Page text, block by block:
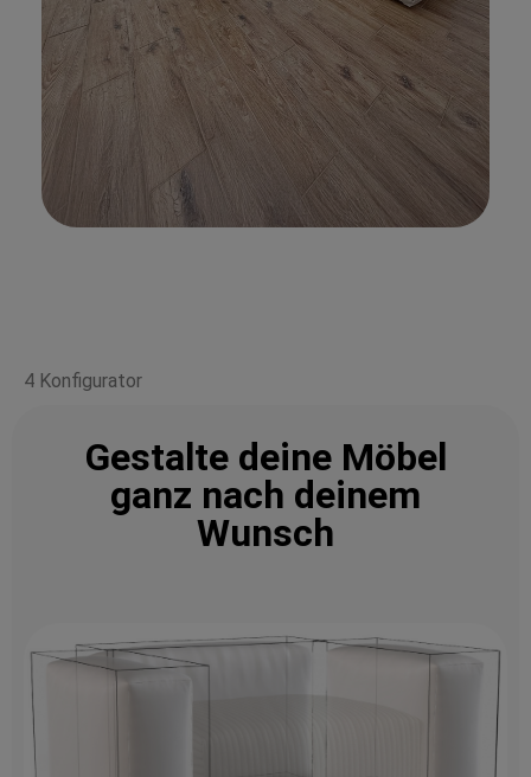
4 Konfigurator
Gestalte deine Möbel
ganz nach deinem
Wunsch